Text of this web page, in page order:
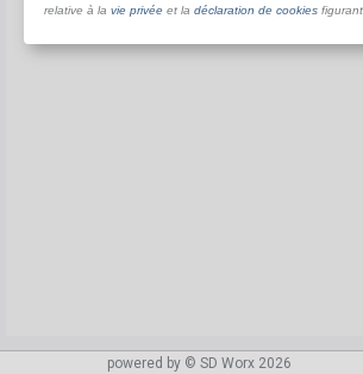
powered by © SD Worx 2026
relative à la vie privéeet la déclaration de cookiesfigurant